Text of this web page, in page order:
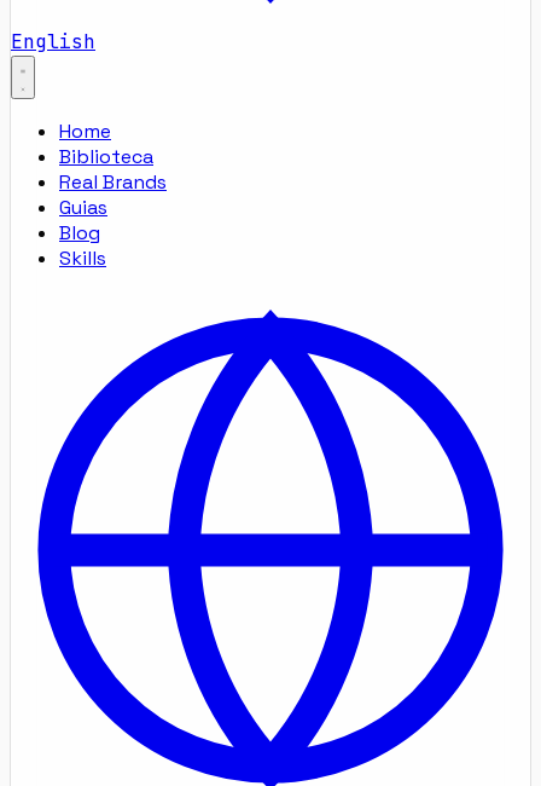
English
Home
Biblioteca
Real Brands
Guias
Blog
Skills